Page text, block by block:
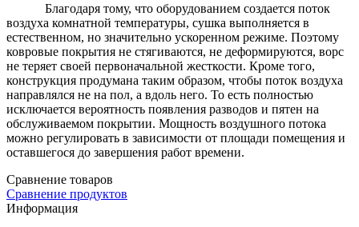
Благодаря тому, что оборудованием создается поток
воздуха комнатной температуры, сушка выполняется в
естественном, но значительно ускоренном режиме. Поэтому
ковровые покрытия не стягиваются, не деформируются, ворс
не теряет своей первоначальной жесткости. Кроме того,
конструкция продумана таким образом, чтобы поток воздуха
направлялся не на пол, а вдоль него. То есть полностью
исключается вероятность появления разводов и пятен на
обслуживаемом покрытии. Мощность воздушного потока
можно регулировать в зависимости от площади помещения и
оставшегося до завершения работ времени.
Сравнение товаров
Сравнение продуктов
Информация